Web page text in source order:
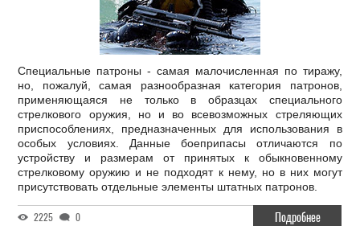
Специальные патроны - самая малочисленная по тиражу,
но, пожалуй, самая разнообразная категория патронов,
применяющаяся не только в образцах специального
стрелкового оружия, но и во всевозможных стреляющих
приспособлениях, предназначенных для использования в
особых условиях. Данные боеприпасы отличаются по
устройству и размерам от принятых к обыкновенному
стрелковому оружию и не подходят к нему, но в них могут
присутствовать отдельные элементы штатных патронов.
2225 0 Подробнее